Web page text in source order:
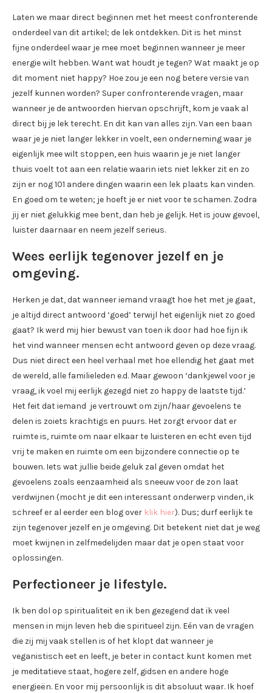
Laten we maar direct beginnen met het meest confronterende
onderdeel van dit artikel; de lek ontdekken. Dit is het minst
fijne onderdeel waar je mee moet beginnen wanneer je meer
energie wilt hebben. Want wat houdt je tegen? Wat maakt je op
dit moment niet happy? Hoe zou je een nog betere versie van
jezelf kunnen worden? Super confronterende vragen, maar
wanneer je de antwoorden hiervan opschrijft, kom je vaak al
direct bij je lek terecht. En dit kan van alles zijn. Van een baan
waar je je niet langer lekker in voelt, een onderneming waar je
eigenlijk mee wilt stoppen, een huis waarin je je niet langer
thuis voelt tot aan een relatie waarin iets niet lekker zit en zo
zijn er nog 101 andere dingen waarin een lek plaats kan vinden.
En goed om te weten; je hoeft je er niet voor te schamen. Zodra
jij er niet gelukkig mee bent, dan heb je gelijk. Het is jouw gevoel,
luister daarnaar en neem jezelf serieus.
Wees eerlijk tegenover jezelf en je
omgeving.
Herken je dat, dat wanneer iemand vraagt hoe het met je gaat,
je altijd direct antwoord ‘goed’ terwijl het eigenlijk niet zo goed
gaat? Ik werd mij hier bewust van toen ik door had hoe fijn ik
het vind wanneer mensen echt antwoord geven op deze vraag.
Dus niet direct een heel verhaal met hoe ellendig het gaat met
de wereld, alle familieleden e.d. Maar gewoon ‘dankjewel voor je
vraag, ik voel mij eerlijk gezegd niet zo happy de laatste tijd.’
Het feit dat iemand je vertrouwt om zijn/haar gevoelens te
delen is zoiets krachtigs en puurs. Het zorgt ervoor dat er
ruimte is, ruimte om naar elkaar te luisteren en echt even tijd
vrij te maken en ruimte om een bijzondere connectie op te
bouwen. Iets wat jullie beide geluk zal geven omdat het
gevoelens zoals eenzaamheid als sneeuw voor de zon laat
verdwijnen (mocht je dit een interessant onderwerp vinden, ik
schreef er al eerder een blog over klik hier). Dus; durf eerlijk te
zijn tegenover jezelf en je omgeving. Dit betekent niet dat je weg
moet kwijnen in zelfmedelijden maar dat je open staat voor
oplossingen.
Perfectioneer je lifestyle.
Ik ben dol op spiritualiteit en ik ben gezegend dat ik veel
mensen in mijn leven heb die spiritueel zijn. Eén van de vragen
die zij mij vaak stellen is of het klopt dat wanneer je
veganistisch eet en leeft, je beter in contact kunt komen met
je meditatieve staat, hogere zelf, gidsen en andere hoge
energieën. En voor mij persoonlijk is dit absoluut waar. Ik hoef